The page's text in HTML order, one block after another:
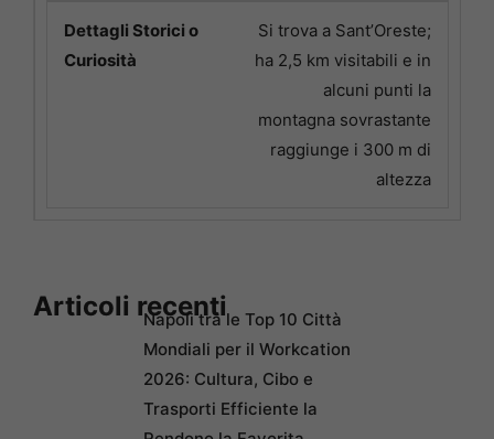
Si trova a Sant’Oreste;
ha 2,5 km visitabili e in
alcuni punti la
montagna sovrastante
raggiunge i 300 m di
altezza
Articoli recentiNapoli tra le Top 10 Città
Mondiali per il Workcation
2026: Cultura, Cibo e
Trasporti Efficiente la